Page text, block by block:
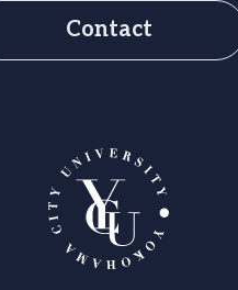
Contact